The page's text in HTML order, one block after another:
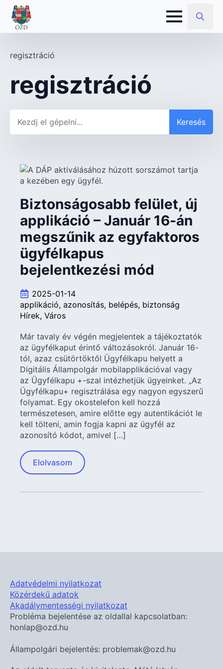
Search
regisztráció
regisztráció
Keresés
Biztonságosabb felület, új
applikáció – Január 16-án
megszűnik az egyfaktoros
ügyfélkapus
bejelentkezési mód
2025-01-14
applikáció azonosítás belépés biztonság
Hírek Város
Már tavaly év végén megjelentek a tájékoztatók
az ügyfélkaput érintő változásokról. Január 16-
tól, azaz csütörtöktől Ügyfélkapu helyett a
Digitális Állampolgár mobilapplikációval vagy
az Ügyfélkapu +-szal intézhetjük ügyeinket. „Az
Ügyfélkapu+ regisztrálása egy nagyon egyszerű
folyamat. Egy okostelefon kell hozzá
természetesen, amire előtte egy autentikációt le
kell tölteni, amin fogja kapni az ügyfél az
azonosító kódot, amivel […]
Elolvasom
Adatvédelmi nyilatkozat
Közérdekű adatok
Akadálymentességi nyilatkozat
Probléma bejelentése az oldallal kapcsolatban:
honlap@ozd.hu
Állampolgári bejelentés: problemak@ozd.hu